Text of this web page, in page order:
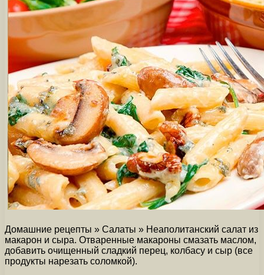
Домашние рецепты » Салаты » Неаполитанский салат из
макарон и сыра. Отваренные макароны смазать маслом,
добавить очищенный сладкий перец, колбасу и сыр (все
продукты нарезать соломкой).